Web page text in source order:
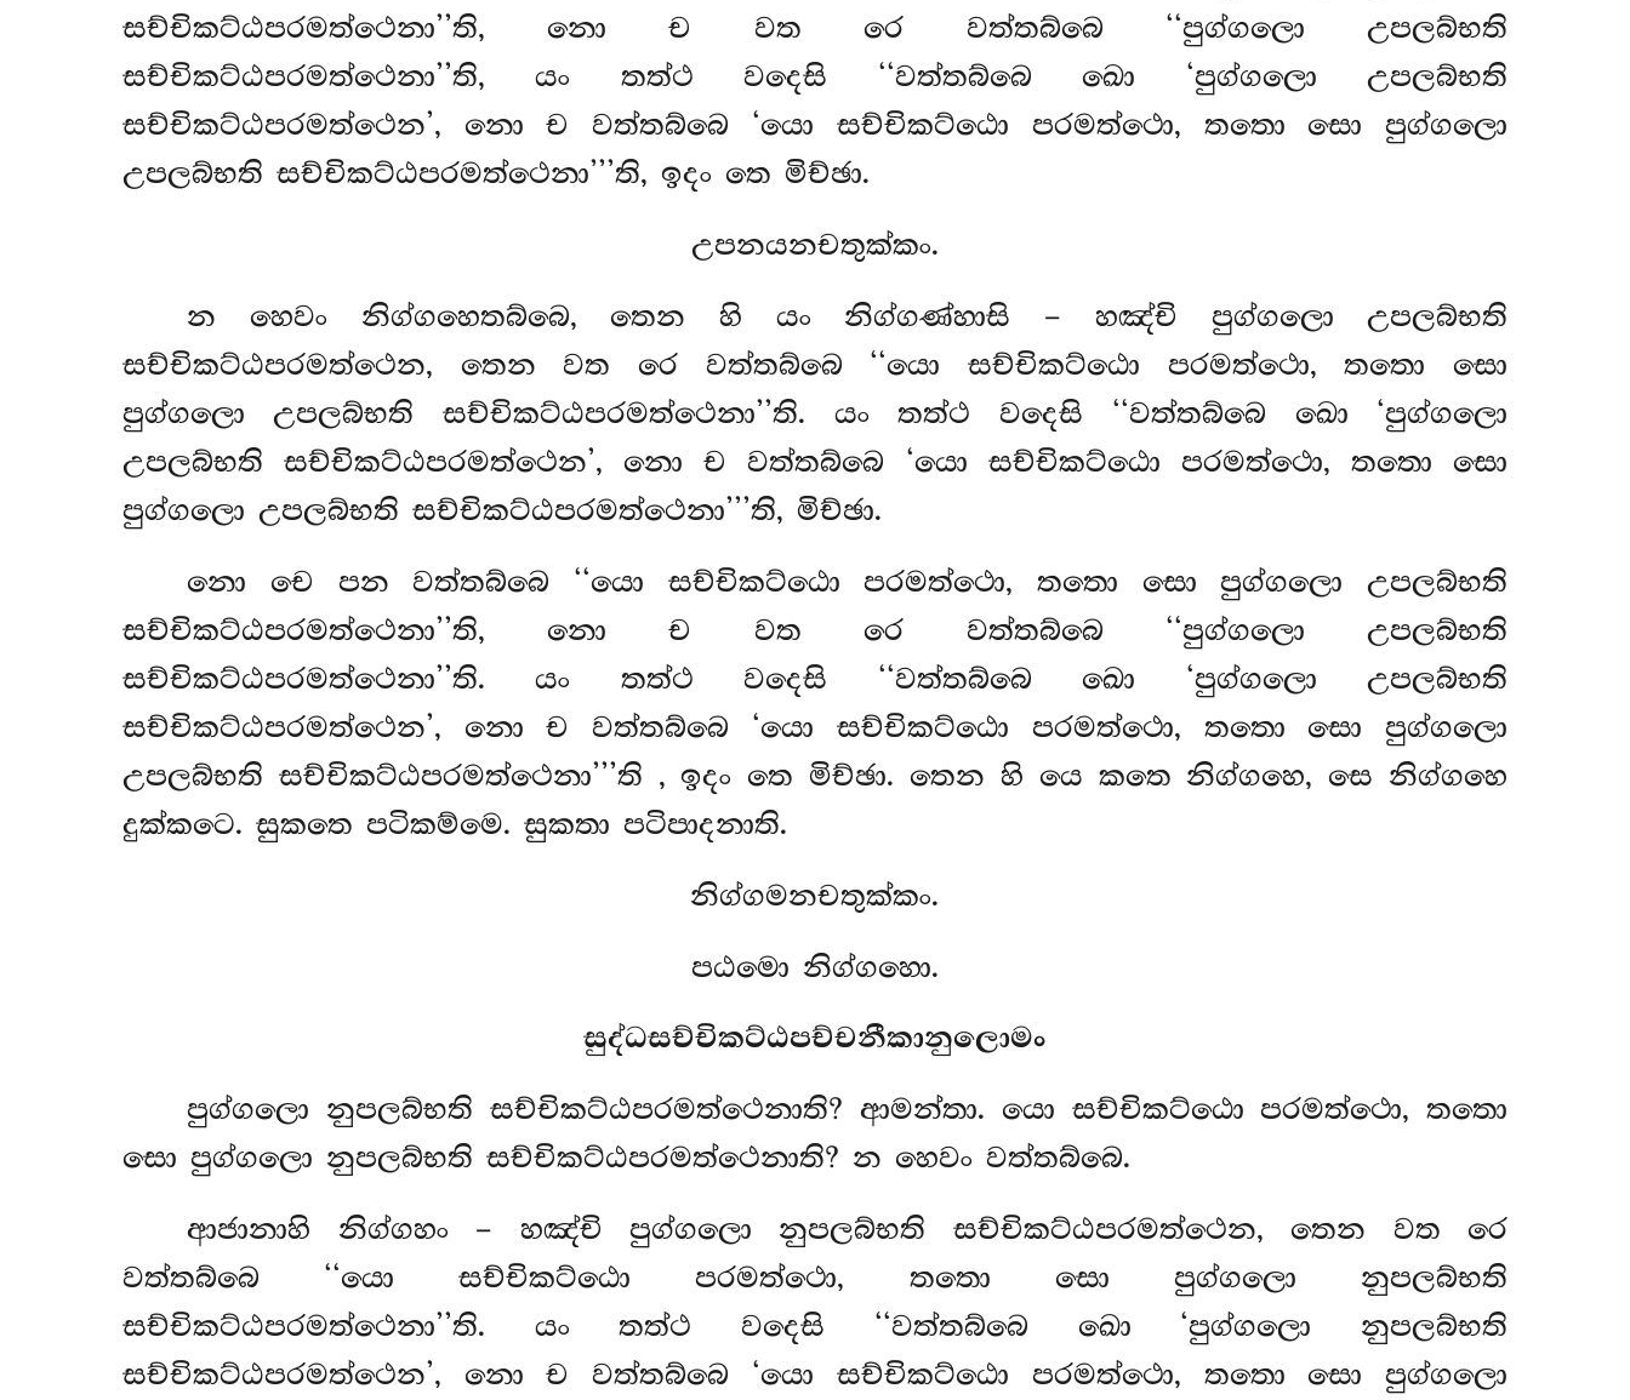
සච්චිකට්ඨපරමත්ථෙනා’’ති, නො ච වත රෙ වත්තබ්බෙ ‘‘පුග්ගලො උපලබ්භති
සච්චිකට්ඨපරමත්ථෙනා’’ති, යං තත්ථ වදෙසි ‘‘වත්තබ්බෙ ඛො ‘පුග්ගලො උපලබ්භති
සච්චිකට්ඨපරමත්ථෙන’, නො ච වත්තබ්බෙ ‘යො සච්චිකට්ඨො පරමත්ථො, තතො සො පුග්ගලො
උපලබ්භති සච්චිකට්ඨපරමත්ථෙනා’’’ති, ඉදං තෙ මිච්ඡා.
උපනයනචතුක්කං.
න හෙවං නිග්ගහෙතබ්බෙ, තෙන හි යං නිග්ගණ්හාසි – හඤ්චි පුග්ගලො උපලබ්භති
සච්චිකට්ඨපරමත්ථෙන, තෙන වත රෙ වත්තබ්බෙ ‘‘යො සච්චිකට්ඨො පරමත්ථො, තතො සො
පුග්ගලො උපලබ්භති සච්චිකට්ඨපරමත්ථෙනා’’ති. යං තත්ථ වදෙසි ‘‘වත්තබ්බෙ ඛො ‘පුග්ගලො
උපලබ්භති සච්චිකට්ඨපරමත්ථෙන’, නො ච වත්තබ්බෙ ‘යො සච්චිකට්ඨො පරමත්ථො, තතො සො
පුග්ගලො උපලබ්භති සච්චිකට්ඨපරමත්ථෙනා’’’ති, මිච්ඡා.
නො චෙ පන වත්තබ්බෙ ‘‘යො සච්චිකට්ඨො පරමත්ථො, තතො සො පුග්ගලො උපලබ්භති
සච්චිකට්ඨපරමත්ථෙනා’’ති, නො ච වත රෙ වත්තබ්බෙ ‘‘පුග්ගලො උපලබ්භති
සච්චිකට්ඨපරමත්ථෙනා’’ති. යං තත්ථ වදෙසි ‘‘වත්තබ්බෙ ඛො ‘පුග්ගලො උපලබ්භති
සච්චිකට්ඨපරමත්ථෙන’, නො ච වත්තබ්බෙ ‘යො සච්චිකට්ඨො පරමත්ථො, තතො සො පුග්ගලො
උපලබ්භති සච්චිකට්ඨපරමත්ථෙනා’’’ති , ඉදං තෙ මිච්ඡා. තෙන හි යෙ කතෙ නිග්ගහෙ, සෙ නිග්ගහෙ
දුක්කටෙ. සුකතෙ පටිකම්මෙ. සුකතා පටිපාදනාති.
නිග්ගමනචතුක්කං.
පඨමො නිග්ගහො.
සුද්ධසච්චිකට්ඨපච්චනීකානුලොමං
පුග්ගලො නුපලබ්භති සච්චිකට්ඨපරමත්ථෙනාති? ආමන්තා. යො සච්චිකට්ඨො පරමත්ථො, තතො
සො පුග්ගලො නුපලබ්භති සච්චිකට්ඨපරමත්ථෙනාති? න හෙවං වත්තබ්බෙ.
ආජානාහි නිග්ගහං – හඤ්චි පුග්ගලො නුපලබ්භති සච්චිකට්ඨපරමත්ථෙන, තෙන වත රෙ
වත්තබ්බෙ ‘‘යො සච්චිකට්ඨො පරමත්ථො, තතො සො පුග්ගලො නුපලබ්භති
සච්චිකට්ඨපරමත්ථෙනා’’ති. යං තත්ථ වදෙසි ‘‘වත්තබ්බෙ ඛො ‘පුග්ගලො නුපලබ්භති
සච්චිකට්ඨපරමත්ථෙන’, නො ච වත්තබ්බෙ ‘යො සච්චිකට්ඨො පරමත්ථො, තතො සො පුග්ගලො